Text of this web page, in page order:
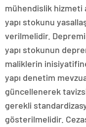
mühendislik hizmeti
yapı stokunu
verilmelidir.
yapı stokunun
maliklerin inisiyatifine
yapı denetim
güncellenerek
gerekli
gösterilmelidir.